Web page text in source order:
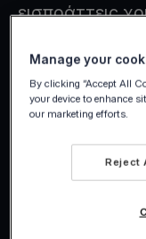
εισπράττεις
Manage your
By clicking “Accept All
your device to enhance
our marketing efforts.
Reject